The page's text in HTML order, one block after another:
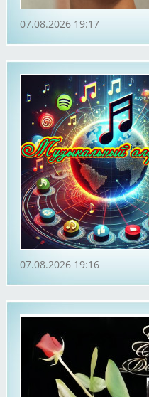
07.08.2026 19:17
07.08.2026 19:16